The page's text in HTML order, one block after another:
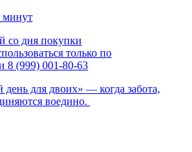
минут
со дня покупки
только по
8 (999) 001-80-63
для двоих» — когда забота,
воедино.